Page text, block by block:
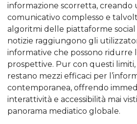
informazione scorretta, creando
comunicativo complesso e
algoritmi delle piattaforme social
notizie raggiungono gli
informative che possono ridurre
prospettive. Pur con questi
restano mezzi efficaci per
contemporanea, offrendo
interattività e accessibilità mai
panorama mediatico globale.